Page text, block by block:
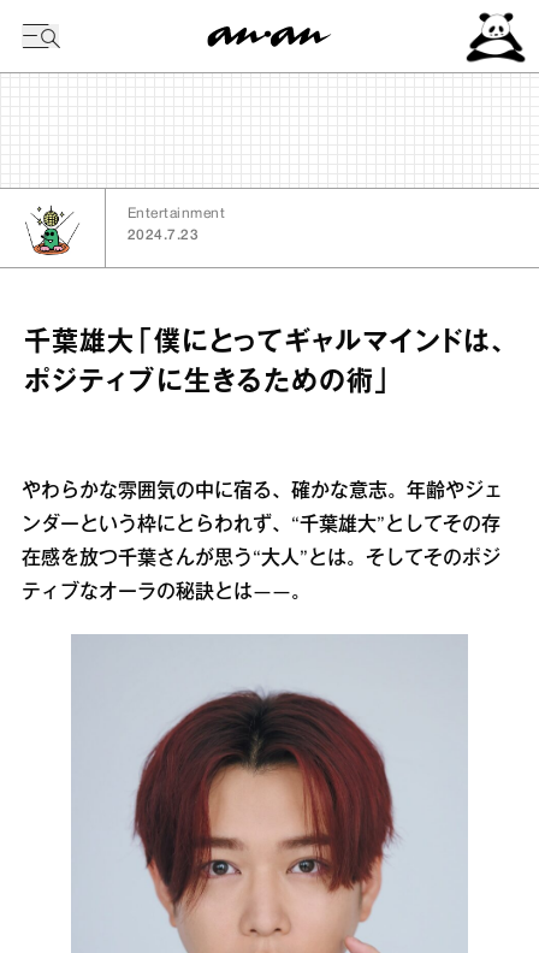
Entertainment
2024.7.23
千葉雄大「僕にとってギャルマインドは、
ポジティブに生きるための術」
やわらかな雰囲気の中に宿る、確かな意志。年齢やジェ
ンダーという枠にとらわれず、“千葉雄大”としてその存
在感を放つ千葉さんが思う“大人”とは。そしてそのポジ
ティブなオーラの秘訣とは――。